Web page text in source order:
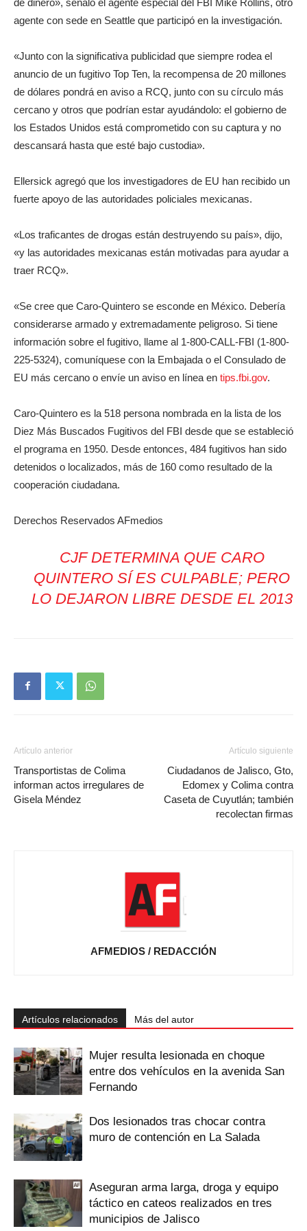
de dinero», señaló el agente especial del FBI Mike Rollins, otro
agente con sede en Seattle que participó en la investigación.
«Junto con la significativa publicidad que siempre rodea el
anuncio de un fugitivo Top Ten, la recompensa de 20 millones
de dólares pondrá en aviso a RCQ, junto con su círculo más
cercano y otros que podrían estar ayudándolo: el gobierno de
los Estados Unidos está comprometido con su captura y no
descansará hasta que esté bajo custodia».
Ellersick agregó que los investigadores de EU han recibido un
fuerte apoyo de las autoridades policiales mexicanas.
«Los traficantes de drogas están destruyendo su país», dijo,
«y las autoridades mexicanas están motivadas para ayudar a
traer RCQ».
«Se cree que Caro-Quintero se esconde en México. Debería
considerarse armado y extremadamente peligroso. Si tiene
información sobre el fugitivo, llame al 1-800-CALL-FBI (1-800-
225-5324), comuníquese con la Embajada o el Consulado de
EU más cercano o envíe un aviso en línea en tips.fbi.gov.
Caro-Quintero es la 518 persona nombrada en la lista de los
Diez Más Buscados Fugitivos del FBI desde que se estableció
el programa en 1950. Desde entonces, 484 fugitivos han sido
detenidos o localizados, más de 160 como resultado de la
cooperación ciudadana.
Derechos Reservados AFmedios
CJF DETERMINA QUE CARO
QUINTERO SÍ ES CULPABLE; PERO
LO DEJARON LIBRE DESDE EL 2013
Artículo anterior
Transportistas de Colima
informan actos irregulares de
Gisela Méndez
Artículo siguiente
Ciudadanos de Jalisco, Gto,
Edomex y Colima contra
Caseta de Cuyutlán; también
recolectan firmas
AFMEDIOS / REDACCIÓN
Artículos relacionados Más del autor
Mujer resulta lesionada en choque
entre dos vehículos en la avenida San
Fernando
Dos lesionados tras chocar contra
muro de contención en La Salada
Aseguran arma larga, droga y equipo
táctico en cateos realizados en tres
municipios de Jalisco